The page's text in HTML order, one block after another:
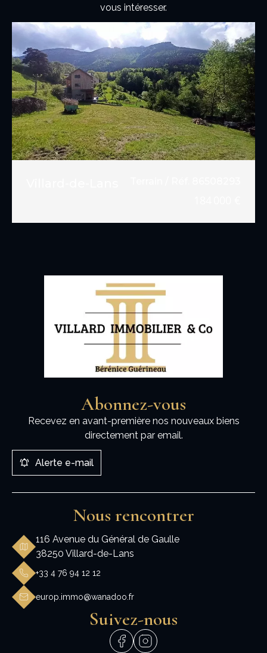
vous intéresser.
Abonnez-vous
Recevez en avant-première nos nouveaux biens
directement par email.
Alerte e-mail
Nous rencontrer
116 Avenue du Général de Gaulle
38250 Villard-de-Lans
+33 4 76 94 12 12
europ.immo@wanadoo.fr
Suivez-nous